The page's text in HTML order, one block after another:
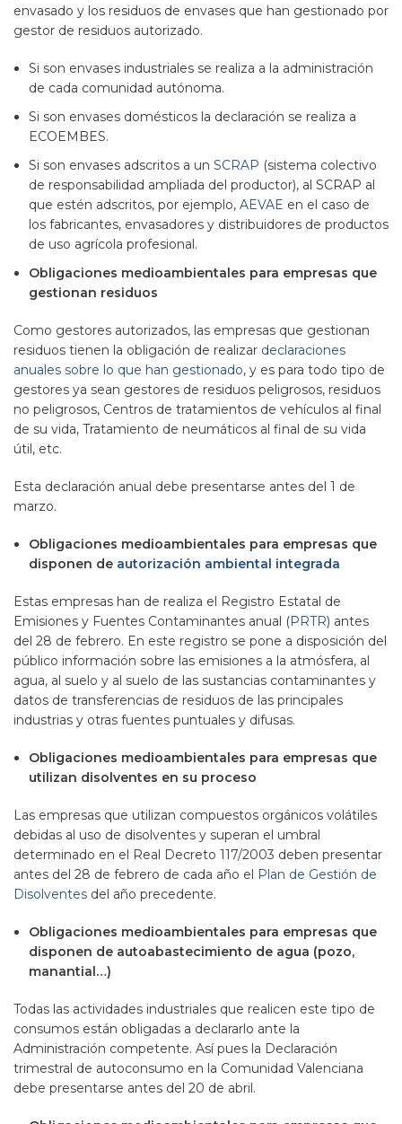
envasado y los residuos de envases que han gestionado por
gestor de residuos autorizado.
Si son envases industriales se realiza a la administración
de cada comunidad autónoma.
Si son envases domésticos la declaración se realiza a
ECOEMBES.
Si son envases adscritos a un SCRAP (sistema colectivo
de responsabilidad ampliada del productor), al SCRAP al
que estén adscritos, por ejemplo, AEVAE en el caso de
los fabricantes, envasadores y distribuidores de productos
de uso agrícola profesional.
Obligaciones medioambientales para empresas que
gestionan residuos
Como gestores autorizados, las empresas que gestionan
residuos tienen la obligación de realizar declaraciones
anuales sobre lo que han gestionado, y es para todo tipo de
gestores ya sean gestores de residuos peligrosos, residuos
no peligrosos, Centros de tratamientos de vehículos al final
de su vida, Tratamiento de neumáticos al final de su vida
útil, etc.
Esta declaración anual debe presentarse antes del 1 de
marzo.
Obligaciones medioambientales para empresas que
disponen de autorización ambiental integrada
Estas empresas han de realiza el Registro Estatal de
Emisiones y Fuentes Contaminantes anual (PRTR) antes
del 28 de febrero. En este registro se pone a disposición del
público información sobre las emisiones a la atmósfera, al
agua, al suelo y al suelo de las sustancias contaminantes y
datos de transferencias de residuos de las principales
industrias y otras fuentes puntuales y difusas.
Obligaciones medioambientales para empresas que
utilizan disolventes en su proceso
Las empresas que utilizan compuestos orgánicos volátiles
debidas al uso de disolventes y superan el umbral
determinado en el Real Decreto 117/2003 deben presentar
antes del 28 de febrero de cada año el Plan de Gestión de
Disolventes del año precedente.
Obligaciones medioambientales para empresas que
disponen de autoabastecimiento de agua (pozo,
manantial…)
Todas las actividades industriales que realicen este tipo de
consumos están obligadas a declararlo ante la
Administración competente. Así pues la Declaración
trimestral de autoconsumo en la Comunidad Valenciana
debe presentarse antes del 20 de abril.